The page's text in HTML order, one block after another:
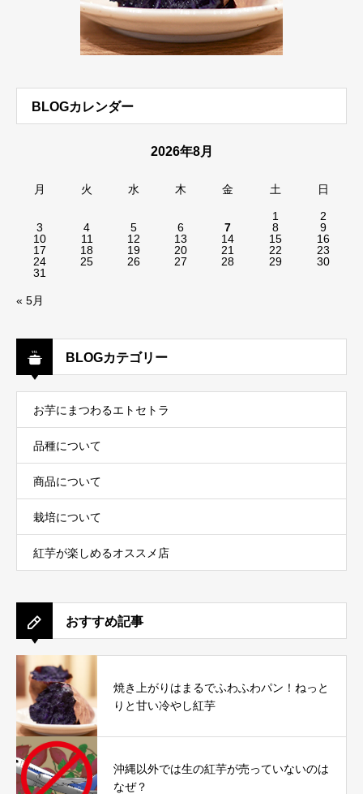
BLOGカレンダー
2026年8月
月 火 水 木 金 土 日
1
2
3
4 5 6 7 8
9
10
11 12 13 14 15
16
17
18 19 20 21 22
23
24
25 26 27 28 29
30
31
« 5月
BLOGカテゴリー
お芋にまつわるエトセトラ
品種について
商品について
栽培について
紅芋が楽しめるオススメ店
おすすめ記事
焼き上がりはまるでふわふわパン！ねっと
りと甘い冷やし紅芋
沖縄以外では生の紅芋が売っていないのは
なぜ？